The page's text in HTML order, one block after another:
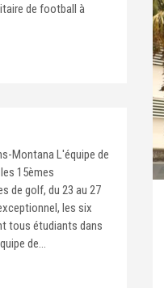
de football à
Montana L'équipe de
15èmes
de golf, du 23 au 27
les six
tous étudiants dans
de...